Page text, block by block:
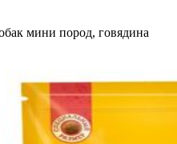
мини пород, говядина